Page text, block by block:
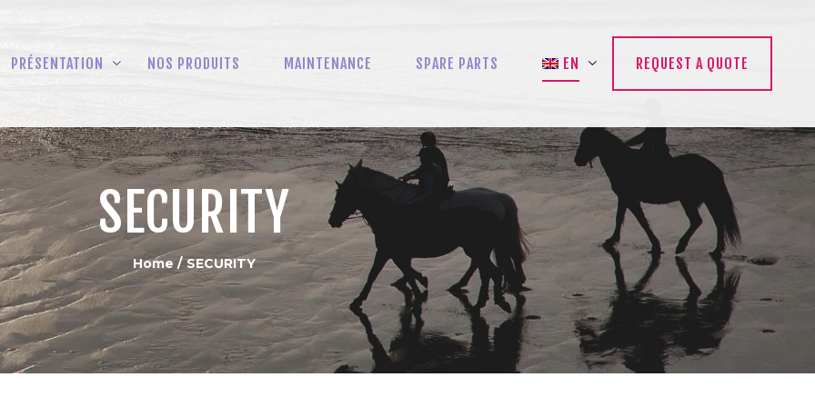
PRÉSENTATION NOS PRODUITS MAINTENANCE SPARE PARTS EN REQUEST A QUOTE
SECURITY
Home SECURITY
PRÉSENTATION
MAINTENANCE
SPARE PARTS
EN